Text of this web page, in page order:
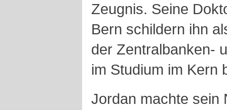
Zeugnis. Seine
Bern schildern ihn
der Zentralbanken-
im Studium im Kern
Jordan machte sein